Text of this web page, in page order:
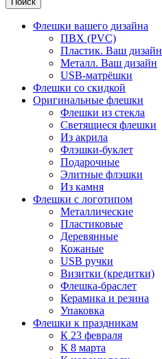
Флешки вашего дизайна
ПВХ (PVC)
Пластик. Ваш дизайн
Металл. Ваш дизайн
USB-матрёшки
Флешки со скидкой
Оригинальные флешки
Флешки из стекла
Светящиеся флешки
Из акрила
Флэшки-буклет
Подарочные
Элитные флэшки
Из камня
Флешки с логотипом
Металлические
Пластиковые
Деревянные
Кожаные
USB ручки
Визитки (кредитки)
Флешка-браслет
Керамика и резина
Упаковка
Флешки к праздникам
К 23 февраля
К 8 марта